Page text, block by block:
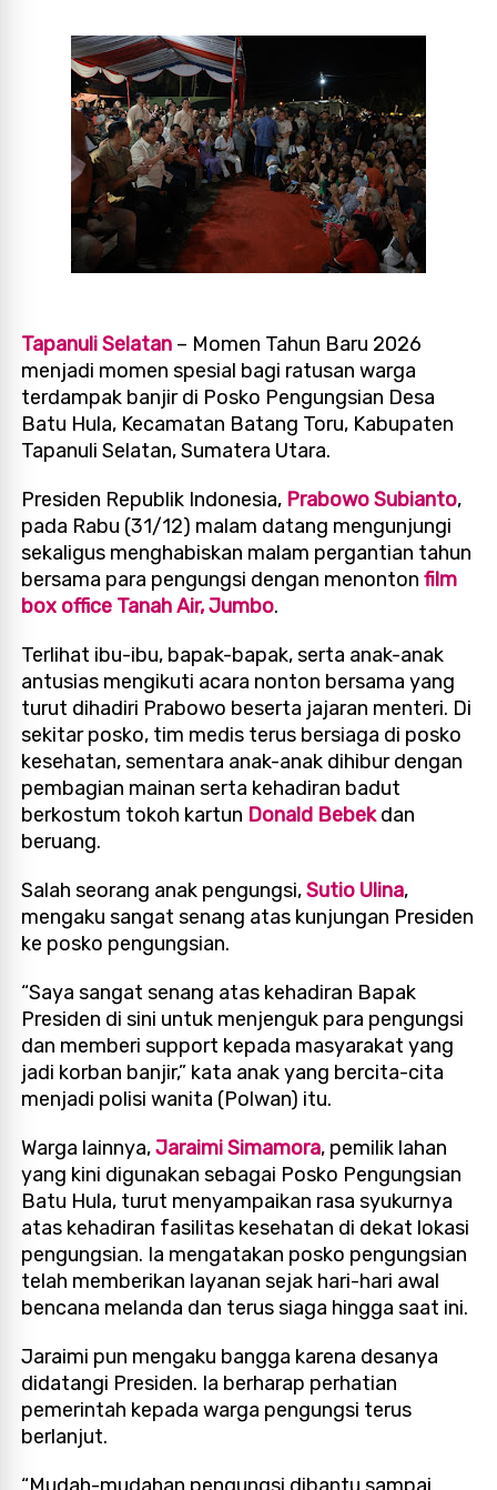
Tapanuli Selatan – Momen Tahun Baru 2026
menjadi momen spesial bagi ratusan warga
terdampak banjir di Posko Pengungsian Desa
Batu Hula, Kecamatan Batang Toru, Kabupaten
Tapanuli Selatan, Sumatera Utara.
Presiden Republik Indonesia, Prabowo Subianto,
pada Rabu (31/12) malam datang mengunjungi
sekaligus menghabiskan malam pergantian tahun
bersama para pengungsi dengan menontonfilm
box office Tanah Air, Jumbo.
Terlihat ibu-ibu, bapak-bapak, serta anak-anak
antusias mengikuti acara nonton bersama yang
turut dihadiri Prabowo beserta jajaran menteri. Di
sekitar posko, tim medis terus bersiaga di posko
kesehatan, sementara anak-anak dihibur dengan
pembagian mainan serta kehadiran badut
berkostum tokoh kartun Donald Bebekdan
beruang.
Salah seorang anak pengungsi,Sutio Ulina,
mengaku sangat senang atas kunjungan Presiden
ke posko pengungsian.
“Saya sangat senang atas kehadiran Bapak
Presiden di sini untuk menjenguk para pengungsi
dan memberi support kepada masyarakat yang
jadi korban banjir,” kata anak yang bercita-cita
menjadi polisi wanita (Polwan) itu.
Warga lainnya,Jaraimi Simamora, pemilik lahan
yang kini digunakan sebagai Posko Pengungsian
Batu Hula, turut menyampaikan rasa syukurnya
atas kehadiran fasilitas kesehatan di dekat lokasi
pengungsian. Ia mengatakan posko pengungsian
telah memberikan layanan sejak hari-hari awal
bencana melanda dan terus siaga hingga saat ini.
Jaraimi pun mengaku bangga karena desanya
didatangi Presiden. Ia berharap perhatian
pemerintah kepada warga pengungsi terus
berlanjut.
“Mudah-mudahan pengungsi dibantu sampai